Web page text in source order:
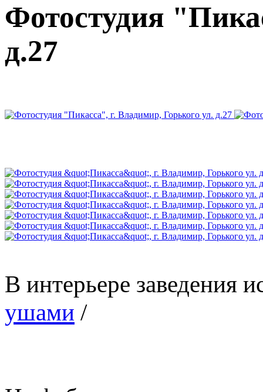
Фотостудия
д.27
В интерьере заведения
ушами /